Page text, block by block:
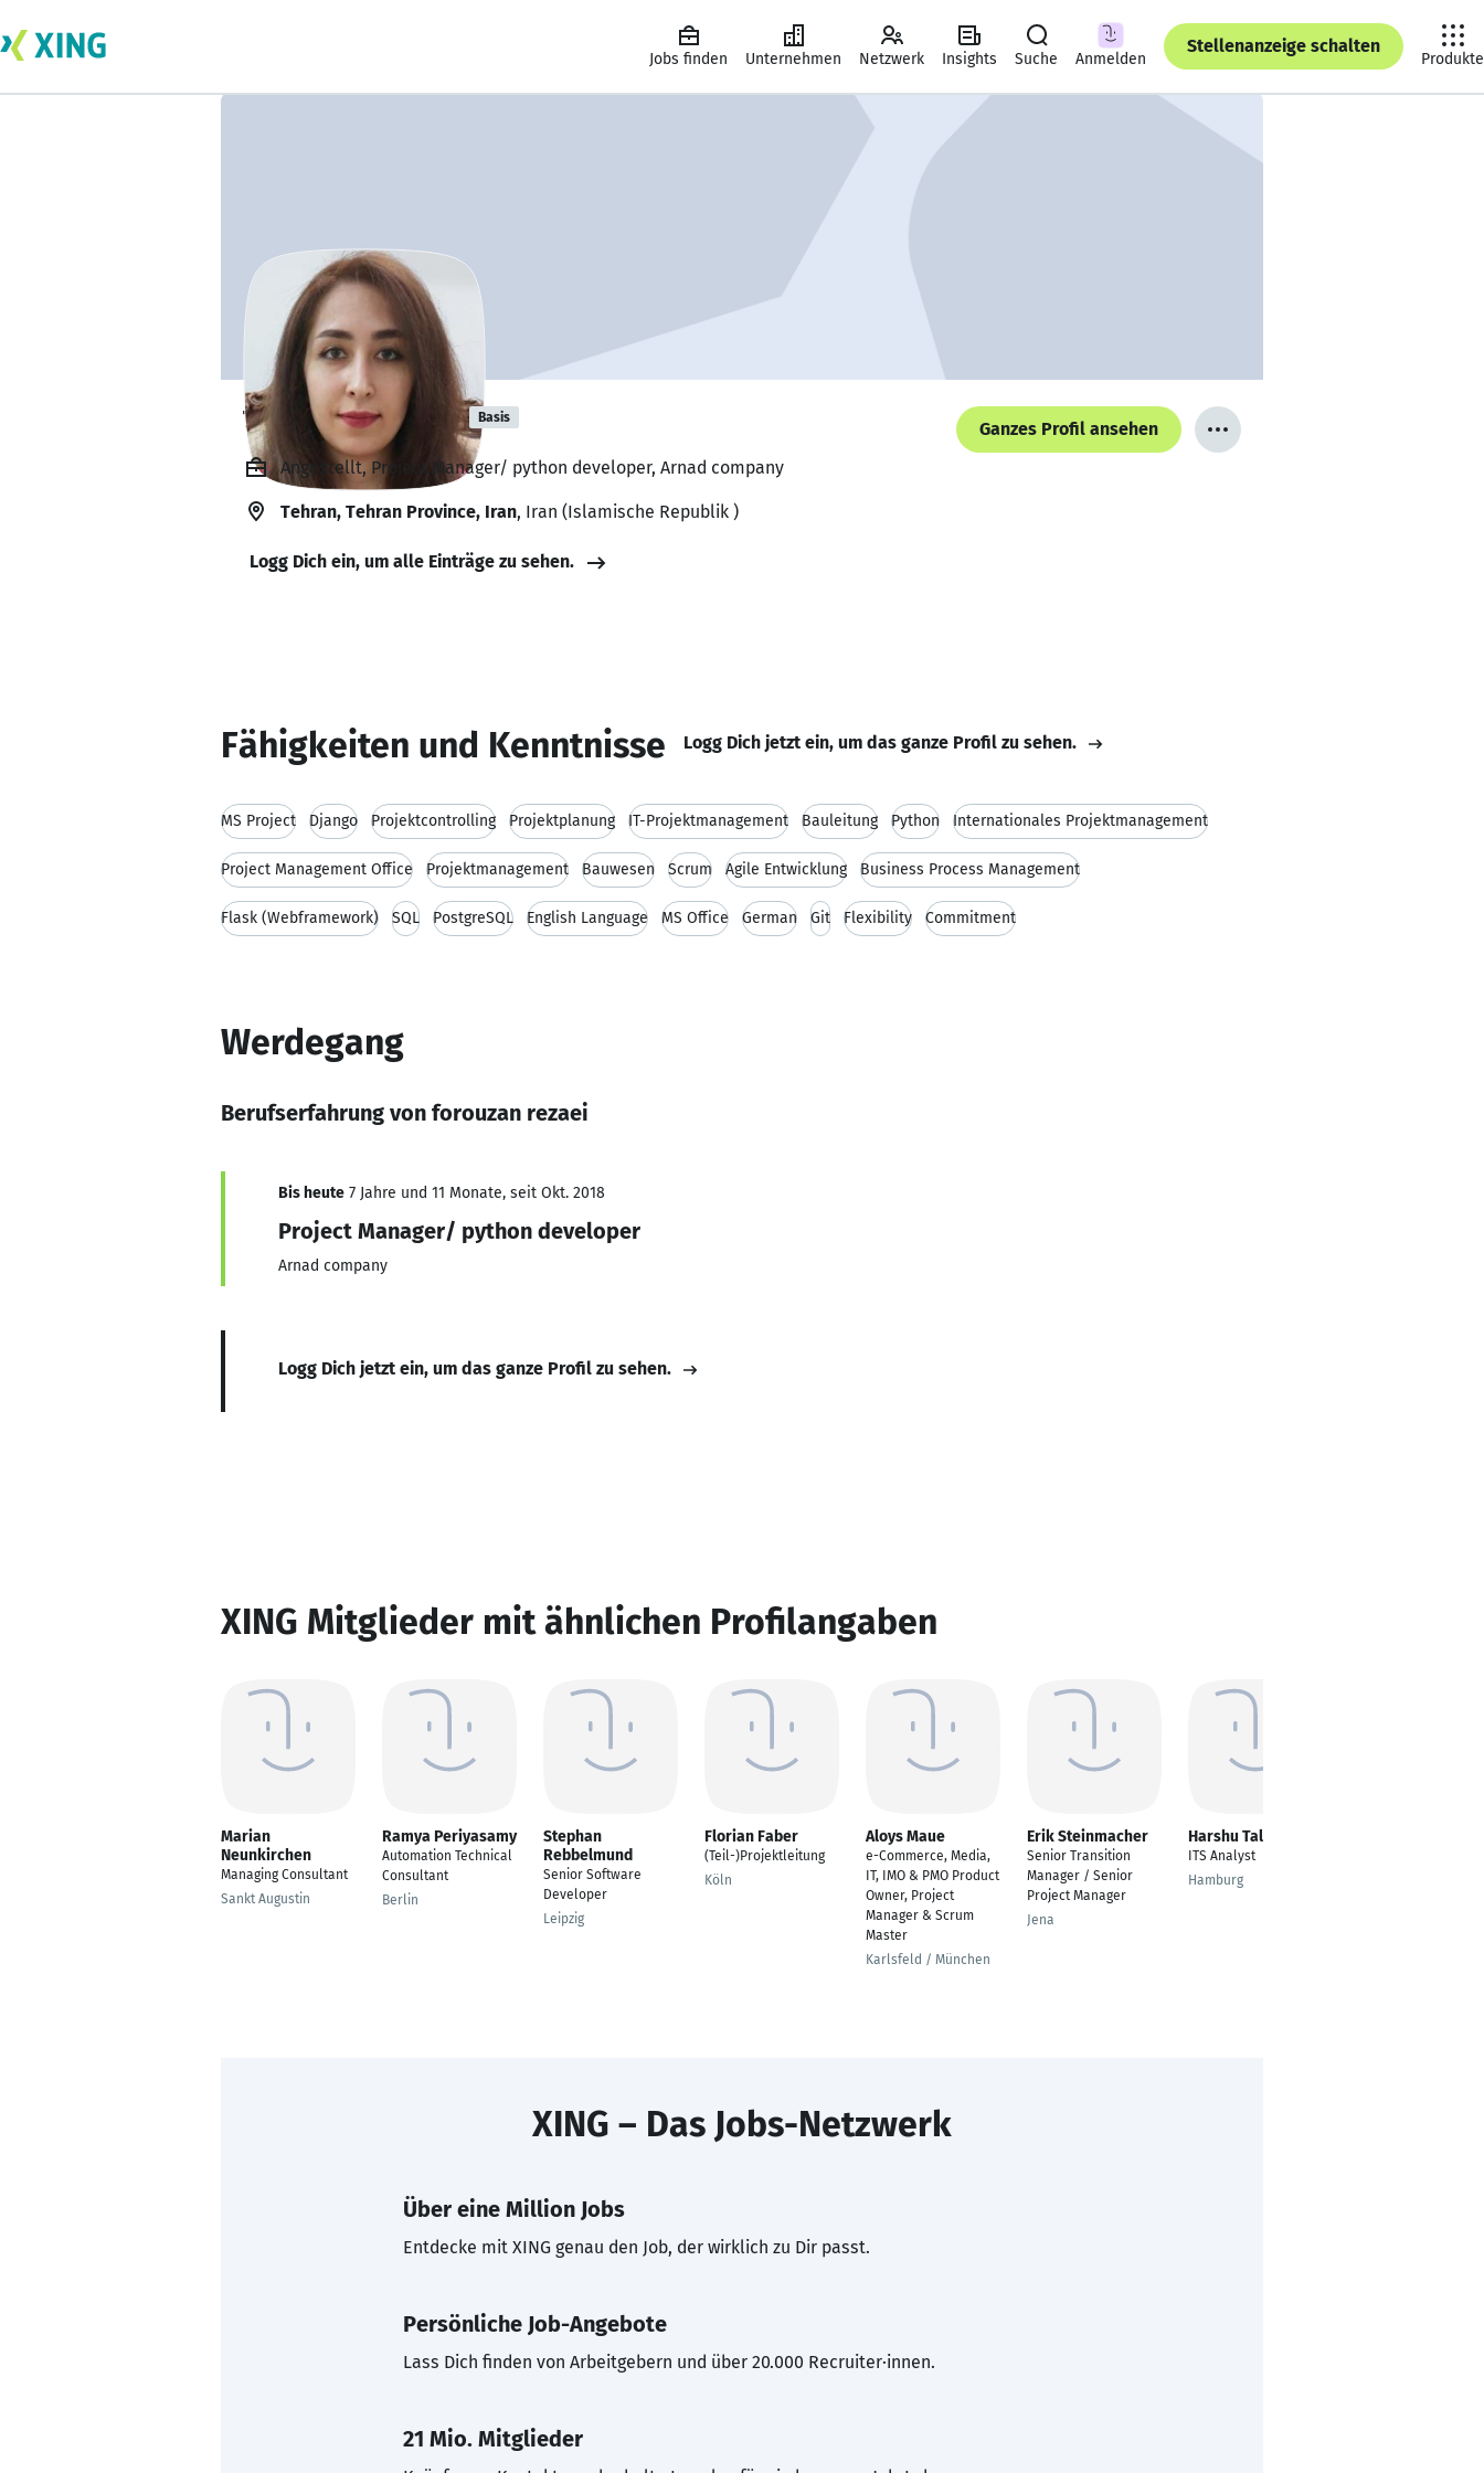
Jobs finden Unternehmen Netzwerk Insights Suche Anmelden
Stellenanzeige schalten
Produkte
forouzan rezaei Basis
Ganzes Profil ansehen
Angestellt, Project Manager/ python developer, Arnad company
Tehran, Tehran Province, Iran, Iran (Islamische Republik )
Logg Dich ein, um alle Einträge zu sehen.
Fähigkeiten und Kenntnisse Logg Dich jetzt ein, um das ganze Profil zu sehen.
MS Project Django Projektcontrolling Projektplanung IT-Projektmanagement Bauleitung Python Internationales Projektmanagement
Project Management Office Projektmanagement Bauwesen Scrum Agile Entwicklung Business Process Management
Flask (Webframework) SQL PostgreSQL English Language MS Office German Git Flexibility Commitment
Werdegang
Berufserfahrung von forouzan rezaei
Bis heute 7 Jahre und 11 Monate, seit Okt. 2018
Project Manager/ python developer
Arnad company
Logg Dich jetzt ein, um das ganze Profil zu sehen.
XING Mitglieder mit ähnlichen Profilangaben
Marian
Neunkirchen
Managing Consultant
Sankt Augustin
Ramya Periyasamy
Automation Technical
Consultant
Berlin
Stephan
Rebbelmund
Senior Software
Developer
Leipzig
Florian Faber
(Teil-)Projektleitung
Köln
Aloys Maue
e-Commerce, Media,
IT, IMO & PMO Product
Owner, Project
Manager & Scrum
Master
Karlsfeld / München
Erik Steinmacher
Senior Transition
Manager / Senior
Project Manager
Jena
Harshu Talreja
ITS Analyst
Hamburg
XING – Das Jobs-Netzwerk
Über eine Million Jobs
Entdecke mit XING genau den Job, der wirklich zu Dir passt.
Persönliche Job-Angebote
Lass Dich finden von Arbeitgebern und über 20.000 Recruiter·innen.
21 Mio. Mitglieder